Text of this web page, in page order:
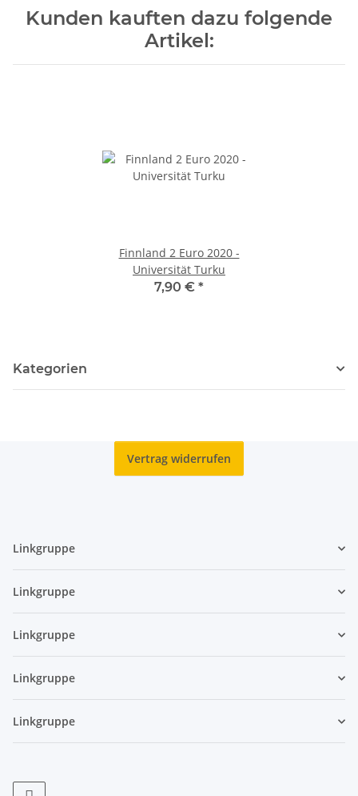
Kunden kauften dazu folgende
Artikel:
Finnland 2 Euro 2020 -
Universität Turku
7,90 € *
Kategorien
Vertrag widerrufen
Linkgruppe
Linkgruppe
Linkgruppe
Linkgruppe
Linkgruppe